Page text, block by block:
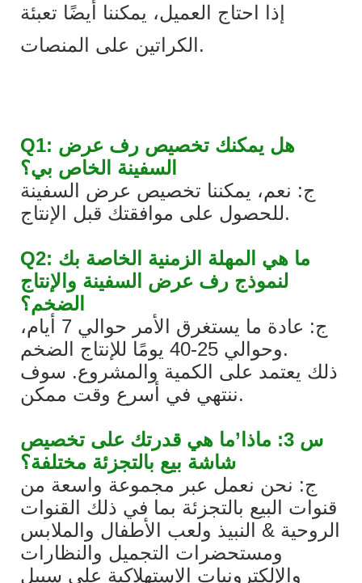
إذا احتاج العميل، يمكننا أيضًا تعبئة
الكراتين على المنصات.
Q1: هل يمكنك تخصيص رف عرض
السفينة الخاص بي؟
ج: نعم، يمكننا تخصيص عرض السفينة
للحصول على موافقتك قبل الإنتاج.
Q2: ما هي المهلة الزمنية الخاصة بك
لنموذج رف عرض السفينة والإنتاج
الضخم؟
ج: عادة ما يستغرق الأمر حوالي 7 أيام،
وحوالي 25-40 يومًا للإنتاج الضخم.
ذلك يعتمد على الكمية والمشروع. سوف
ننتهي في أسرع وقت ممكن.
س 3: ماذا’ما هي قدرتك على تخصيص
شاشة بيع بالتجزئة مختلفة؟
ج: نحن نعمل عبر مجموعة واسعة من
قنوات البيع بالتجزئة بما في ذلك القنوات
الروحية & النبيذ ولعب الأطفال والملابس
ومستحضرات التجميل والنظارات
والإلكترونيات الاستهلاكية على سبيل